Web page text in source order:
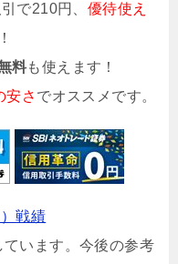
で210円、 優待使え
料も使えます！
安さ でオススメです。
戦績
います。今後の参考